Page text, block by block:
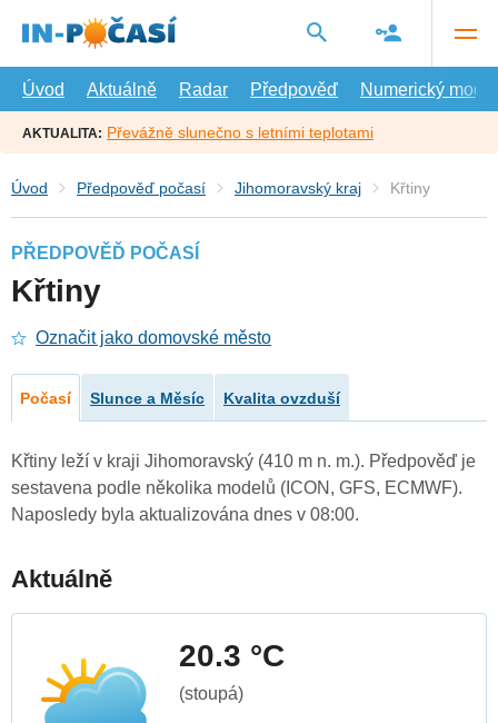
hlavní
Úvod
Aktuálně Radar Předpověď Numerický model
AKTUALITA: Převážně slunečno s letními teplotami
Úvod Předpověď počasí Jihomoravský kraj Křtiny
PŘEDPOVĚĎ POČASÍ
Křtiny
Označit jako domovské město
Počasí Slunce a Měsíc Kvalita ovzduší
Křtiny leží v kraji Jihomoravský (410 m n. m.). Předpověď je
sestavena podle několika modelů (ICON, GFS, ECMWF).
Naposledy byla aktualizována dnes v 08:00.
Aktuálně
20.3 °C
(stoupá)